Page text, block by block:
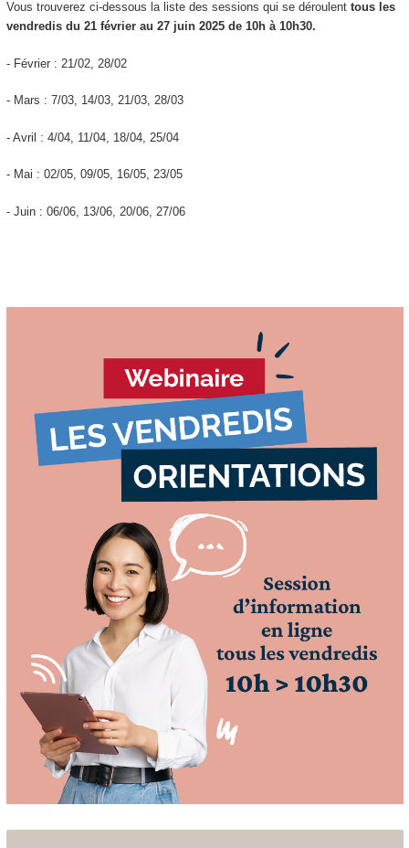
Vous trouverez ci-dessous la liste des sessions qui se déroulent tous les
vendredis du 21 février au 27 juin 2025 de 10h à 10h30.
- Février : 21/02, 28/02
- Mars : 7/03, 14/03, 21/03, 28/03
- Avril : 4/04, 11/04, 18/04, 25/04
- Mai : 02/05, 09/05, 16/05, 23/05
- Juin : 06/06, 13/06, 20/06, 27/06